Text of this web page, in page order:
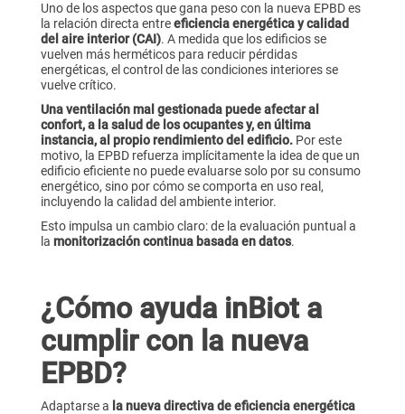
Uno de los aspectos que gana peso con la nueva EPBD es
la relación directa entreeficiencia energética y calidad
del aire interior (CAI). A medida que los edificios se
vuelven más herméticos para reducir pérdidas
energéticas, el control de las condiciones interiores se
vuelve crítico.
Una ventilación mal gestionada puede afectar al
confort, a la salud de los ocupantes y, en última
instancia, al propio rendimiento del edificio.Por este
motivo, la EPBD refuerza implícitamente la idea de que un
edificio eficiente no puede evaluarse solo por su consumo
energético, sino por cómo se comporta en uso real,
incluyendo la calidad del ambiente interior.
Esto impulsa un cambio claro: de la evaluación puntual a
la monitorización continua basada en datos.
¿Cómo ayuda inBiot a
cumplir con la nueva
EPBD?
Adaptarse a la nueva directiva de eficiencia energética